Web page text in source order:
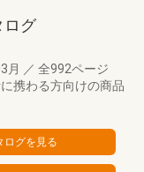
ログ
月 ／ 全992ページ
携わる方向けの商品